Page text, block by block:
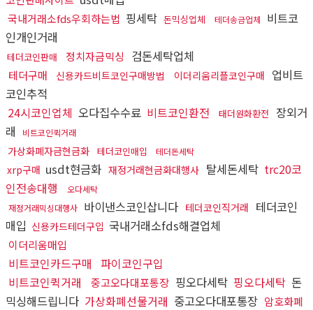
국내거래소fds우회하는법 핑세탁 돈믹싱업체 테더송금업체
비트코
인개인거래
테더코인판매 정치자금믹싱 검돈세탁업체
테더구매 신용카드비트코인구매방법 이더리움리플코인구매 업비트
코인추적
24시코인업체 오다집수수료 비트코인환전 태더원화환전
장외거
래
비트코인퀵거래
가상화폐자금현금화 테더코인매입 테더돈세탁
xrp구매 usdt현금화 재정거래현금화대행사 탈세돈세탁 trc20코
인전송대행
오다세탁
재정거래믹싱대행사 바이낸스코인삽니다 테더코인직거래 테더코인
매입 신용카드테더구입 국내거래소fds해결업체
이더리움매입
비트코인카드구매
파이코인구입
비트코인퀵거래
중고오다대포통장 핑오다세탁 핑오다세탁 돈
믹싱해드립니다 가상화폐선물거래 중고오다대포통장 암호화폐